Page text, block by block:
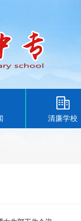
清廉学校